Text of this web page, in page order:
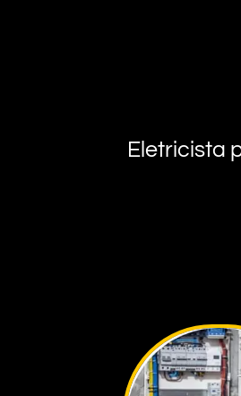
Eletricista